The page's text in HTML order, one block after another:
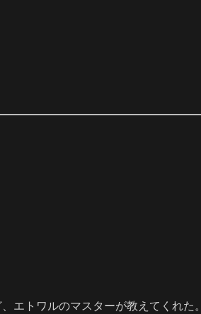
エトワルのマスターが教えてくれた。